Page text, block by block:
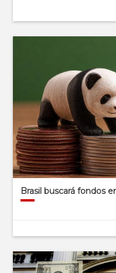
Brasil buscará fondos